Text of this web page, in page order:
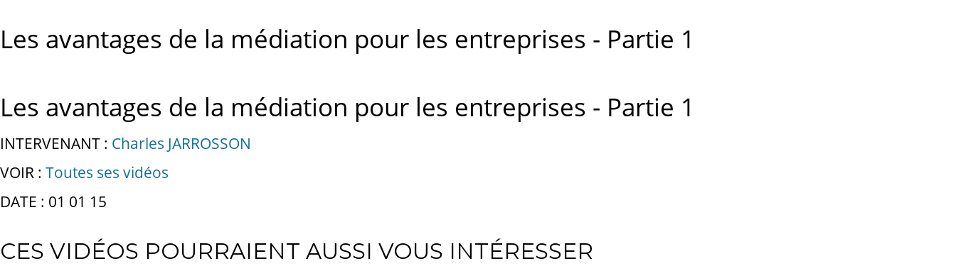
Les avantages de la médiation pour les entreprises - Partie 1
Les avantages de la médiation pour les entreprises - Partie 1
INTERVENANT : Charles JARROSSON
VOIR : Toutes ses vidéos
DATE : 01 01 15
CES VIDÉOS POURRAIENT AUSSI VOUS INTÉRESSER